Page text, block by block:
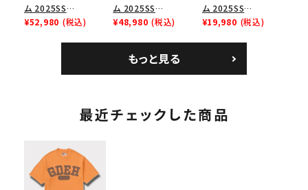
ム 2025SS
Bandana Football
¥52,980 (税込)
ム 2025SS
Backpack バックパッ
¥48,980 (税込)
ム 2025SS
Homerun Tee ホー
¥19,980 (税込)
もっと見る
最近チェックした商品